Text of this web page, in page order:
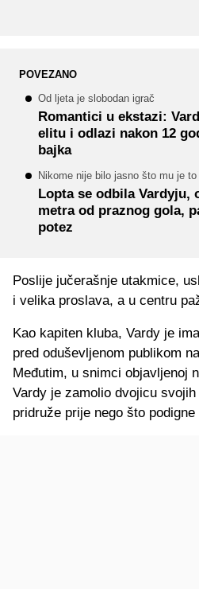
POVEZANO
Od ljeta je slobodan igrač
Romantici u ekstazi:
elitu i odlazi nakon 12
bajka
Nikome nije bilo jasno što mu je to
Lopta se odbila Vardyju,
metra od praznog gola,
potez
Poslije jučerašnje utakmice,
i velika proslava, a u centru
Kao kapiten kluba, Vardy je
pred oduševljenom publikom
Međutim, u snimci objavljenoj
Vardy je zamolio dvojicu
pridruže prije nego što podigne